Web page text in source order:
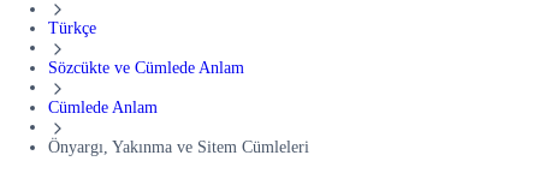
Türkçe
Sözcükte ve Cümlede Anlam
Cümlede Anlam
Önyargı, Yakınma ve Sitem Cümleleri